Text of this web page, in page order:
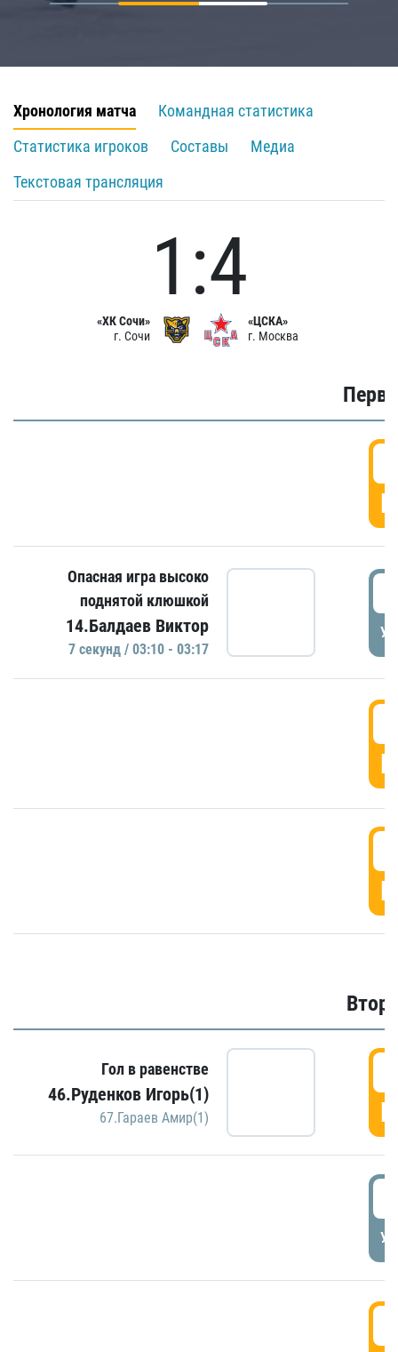
Хронология матча
Командная статистика
Статистика игроков
Составы
Медиа
Текстовая трансляция
«ХК Сочи»
г. Сочи
1:4
«ЦСКА»
г. Москва
Опасная игра высоко
поднятой клюшкой
14.Балдаев Виктор
7 секунд / 03:10 - 03:17
Гол в равенстве
46.Руденков Игорь(1)
67.Гараев Амир(1)